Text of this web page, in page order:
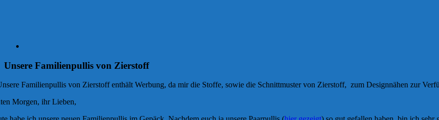
Unsere Familienpullis von Zierstoff
Familienpullis von Zierstoff enthält Werbung, da mir die Stoffe, sowie die Schnittmuster von Zierstoff, zum Designnähen zur
Morgen, ihr Lieben,